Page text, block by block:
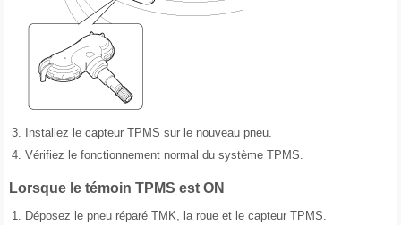
3.
Installez le capteur TPMS sur le nouveau pneu.
4. Vérifiez le fonctionnement normal du système TPMS.
Lorsque le témoin TPMS est ON
1. Déposez le pneu réparé TMK, la roue et le capteur TPMS.